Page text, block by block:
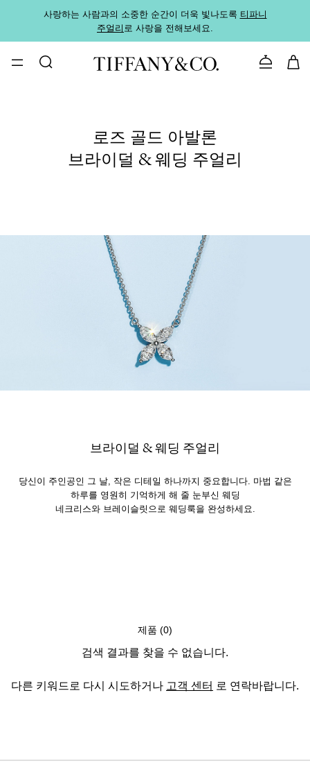
사랑하는 사람과의 소중한 순간이 더욱 빛나도록 티파니
주얼리로 사랑을 전해보세요.
문의하기
로즈 골드 아발론
브라이덜 & 웨딩 주얼리
브라이덜 & 웨딩 주얼리
당신이 주인공인 그 날, 작은 디테일 하나까지 중요합니다. 마법 같은
하루를 영원히 기억하게 해 줄 눈부신 웨딩
네크리스와 브레이슬릿으로 웨딩룩을 완성하세요.
제품 (0)
검색 결과를 찾을 수 없습니다.
다른 키워드로 다시 시도하거나 고객 센터 로 연락바랍니다.